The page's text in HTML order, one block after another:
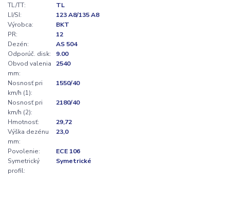
TL/TT:
TL
LI/SI:
123 A8/135 A8
Výrobca:
BKT
PR:
12
Dezén:
AS 504
Odporúč. disk:
9.00
Obvod valenia
mm:
2540
Nosnosť pri
km/h (1):
1550/40
Nosnosť pri
km/h (2):
2180/40
Hmotnosť:
29,72
Výška dezénu
mm:
23,0
Povolenie:
ECE 106
Symetrický
profil:
Symetrické